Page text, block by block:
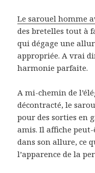
Le sarouel homme
des bretelles tout à
qui dégage une
appropriée. A vrai
harmonie parfaite.
A mi-chemin de
décontracté, le
pour des sorties en
amis. Il affiche
dans son allure, ce
l’apparence de la